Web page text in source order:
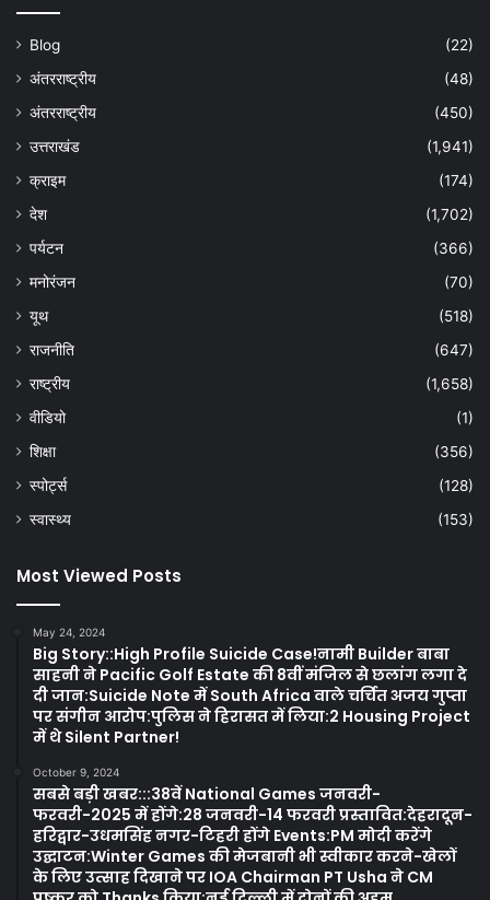
Blog
(22)
अंतरराष्ट्रीय
(48)
अंतरराष्ट्रीय
(450)
उत्तराखंड
(1,941)
क्राइम
(174)
देश
(1,702)
पर्यटन
(366)
मनोरंजन
(70)
यूथ
(518)
राजनीति
(647)
राष्ट्रीय
(1,658)
वीडियो
(1)
शिक्षा
(356)
स्पोर्ट्स
(128)
स्वास्थ्य
(153)
Most Viewed Posts
May 24, 2024
Big Story::High Profile Suicide Case!नामी Builder बाबा
साहनी ने Pacific Golf Estate की 8वीं मंजिल से छलांग लगा दे
दी जान:Suicide Note में South Africa वाले चर्चित अजय गुप्ता
पर संगीन आरोप:पुलिस ने हिरासत में लिया:2 Housing Project
में थे Silent Partner!
October 9, 2024
सबसे बड़ी खबर:::38वें National Games जनवरी-
फरवरी-2025 में होंगे:28 जनवरी-14 फरवरी प्रस्तावित:देहरादून-
हरिद्वार-उधमसिंह नगर-टिहरी होंगे Events:PM मोदी करेंगे
उद्घाटन:Winter Games की मेजबानी भी स्वीकार करने-खेलों
के लिए उत्साह दिखाने पर IOA Chairman PT Usha ने CM